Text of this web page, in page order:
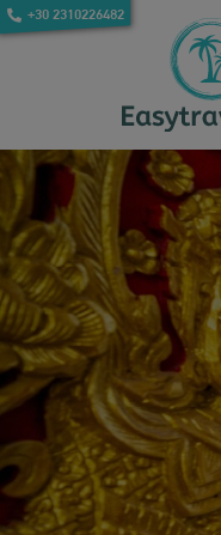
+30 2310226482